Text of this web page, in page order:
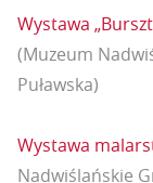
Wystawa
(Muzeum
Puławska)
Wystawa
Nadwiślańskie